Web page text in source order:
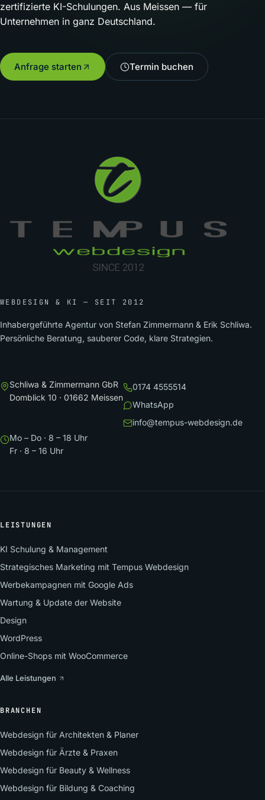
zertifizierte KI-Schulungen. Aus Meissen — für
Unternehmen in ganz Deutschland.
Anfrage starten Termin buchen
WEBDESIGN & KI — SEIT 2012
Inhabergeführte Agentur von Stefan Zimmermann & Erik Schliwa.
Persönliche Beratung, sauberer Code, klare Strategien.
Schliwa & Zimmermann GbR
Domblick 10 · 01662 Meissen
0174 4555514
WhatsApp
info@tempus-webdesign.de
Mo – Do · 8 – 18 Uhr
Fr · 8 – 16 Uhr
LEISTUNGEN
KI Schulung & Management
Strategisches Marketing mit Tempus Webdesign
Werbekampagnen mit Google Ads
Wartung & Update der Website
Design
WordPress
Online-Shops mit WooCommerce
Alle Leistungen
BRANCHEN
Webdesign für Architekten & Planer
Webdesign für Ärzte & Praxen
Webdesign für Beauty & Wellness
Webdesign für Bildung & Coaching